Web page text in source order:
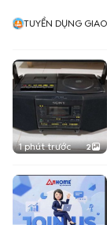
TUYỂN DỤNG
1 phút trước 2